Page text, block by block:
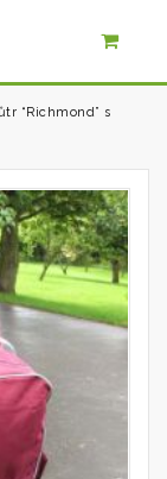
“Richmond” s